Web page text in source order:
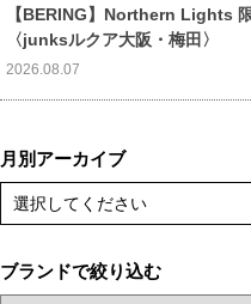
【BERING】Northern Lights
〈junksルクア大阪・梅田〉
2026.08.07
月別アーカイブ
選択してください
ブランドで絞り込む